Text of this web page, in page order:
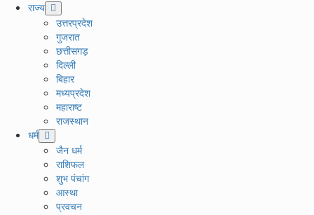
राज्य
उत्तरप्रदेश
गुजरात
छत्तीसगड़
दिल्ली
बिहार
मध्यप्रदेश
महाराष्ट
राजस्थान
धर्म
जैन धर्म
राशिफल
शुभ पंचांग
आस्था
प्रवचन